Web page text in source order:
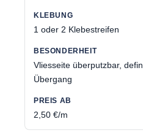
1 oder 2 Klebestreifen
Vliesseite überputzbar,
Übergang
2,50 €/m